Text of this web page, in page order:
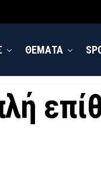
ΘΕΜΑΤΑ